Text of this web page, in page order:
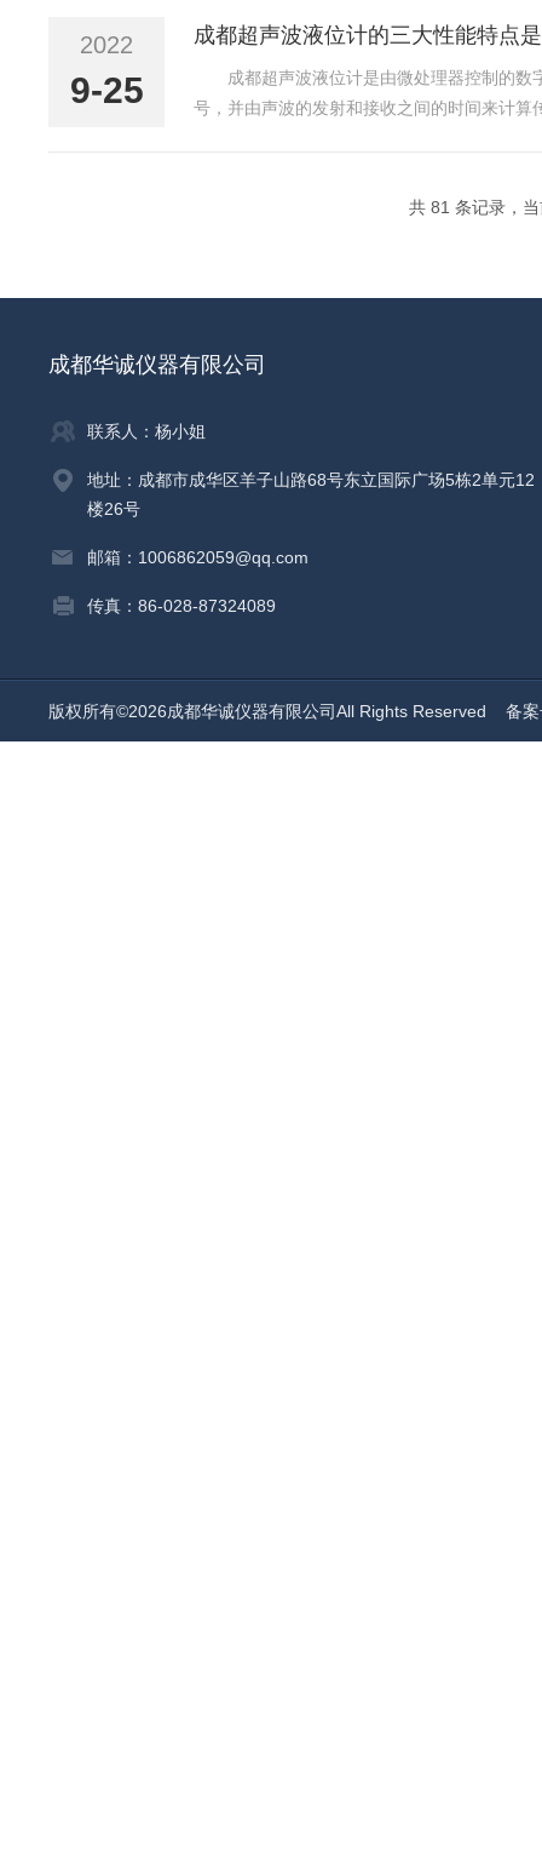
2022
9-25
成都超声波液位计的三大性能特点
成都超声波液位计是由微处理器控制的
号，并由声波的发射和接收之间的时间来计
共 81 条记录，
成都华诚仪器有限公司
联系人：杨小姐
地址：成都市成华区羊子山路68号东立国际广场5栋2单元12
楼26号
邮箱：1006862059@qq.com
传真：86-028-87324089
版权所有©2026成都华诚仪器有限公司All Rights Reserved 备